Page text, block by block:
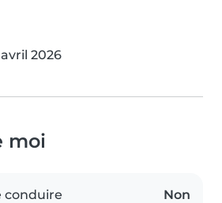
2026
moi
conduire Non